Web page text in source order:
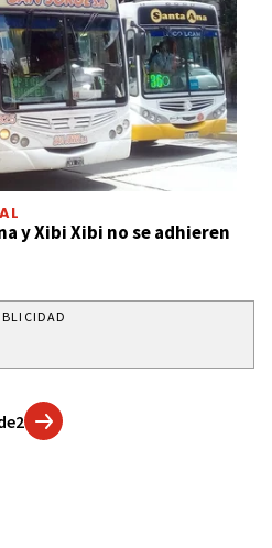
y Xibi Xibi no se adhieren
2